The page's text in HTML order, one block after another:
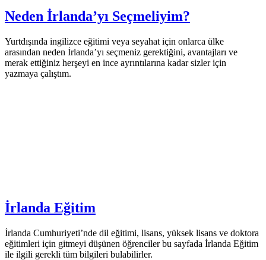
Neden İrlanda’yı Seçmeliyim?
Yurtdışında ingilizce eğitimi veya seyahat için onlarca ülke
arasından neden İrlanda’yı seçmeniz gerektiğini, avantajları ve
merak ettiğiniz herşeyi en ince ayrıntılarına kadar sizler için
yazmaya çalıştım.
İrlanda Eğitim
İrlanda Cumhuriyeti’nde dil eğitimi, lisans, yüksek lisans ve doktora
eğitimleri için gitmeyi düşünen öğrenciler bu sayfada İrlanda Eğitim
ile ilgili gerekli tüm bilgileri bulabilirler.